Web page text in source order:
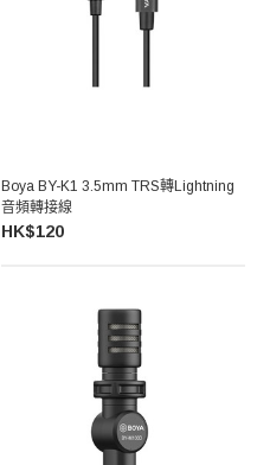
Boya BY-K1 3.5mm TRS轉Lightning
音頻轉接線
HK$120